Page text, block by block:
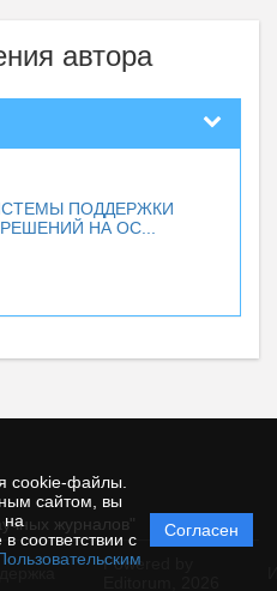
cookie-файлы.
сайтом, вы
на
соответствии с
Согласен
автора
ПОДДЕРЖКИ
НА ОС...
журналов"
Powered by